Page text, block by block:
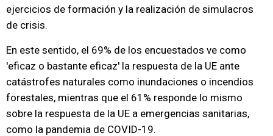
ejercicios de formación y la realización de simulacros
de crisis.
En este sentido, el 69% de los encuestados ve como
'eficaz o bastante eficaz' la respuesta de la UE ante
catástrofes naturales como inundaciones o incendios
forestales, mientras que el 61% responde lo mismo
sobre la respuesta de la UE a emergencias sanitarias,
como la pandemia de COVID-19.